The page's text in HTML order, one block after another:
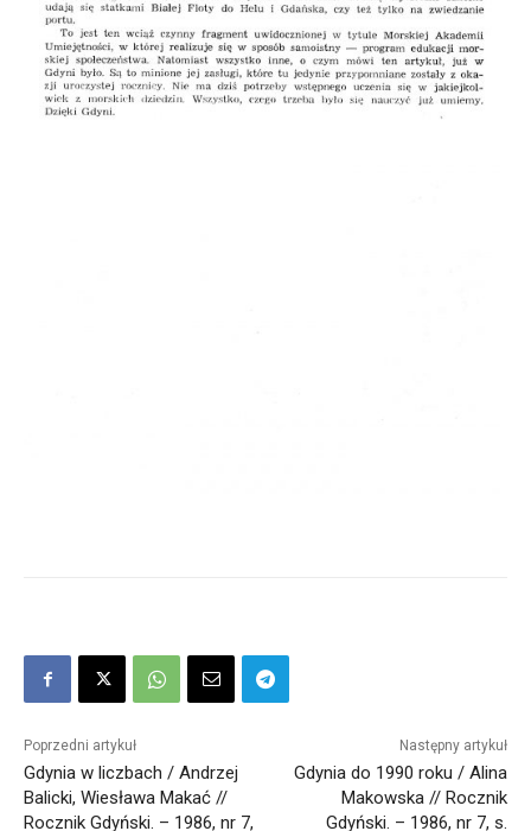
Poprzedni artykuł
Gdynia w liczbach / Andrzej
Balicki, Wiesława Makać //
Rocznik Gdyński. – 1986, nr 7,
Następny artykuł
Gdynia do 1990 roku / Alina
Makowska // Rocznik
Gdyński. – 1986, nr 7, s.